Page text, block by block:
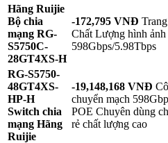
Hãng Ruijie
Bộ chia
mạng RG-
S5750C-
28GT4XS-H
-172,795 VNĐ
Chất Lượng hình ảnh
598Gbps/5.98Tbps
RG-S5750-
48GT4XS-
HP-H
Switch chia
mạng Hãng
Ruijie
-19,148,168 VNĐ
chuyển mạch
POE Chuyên dùng
rẻ chất lượng cao